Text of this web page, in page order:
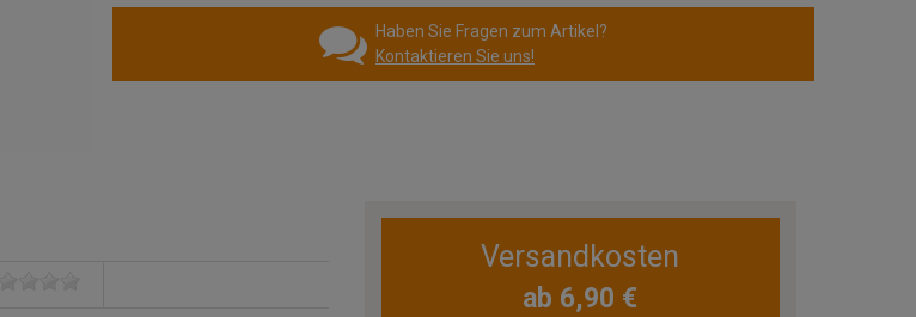
Haben Sie Fragen zum Artikel?
Kontaktieren Sie uns!
Versandkosten
ab 6,90 €